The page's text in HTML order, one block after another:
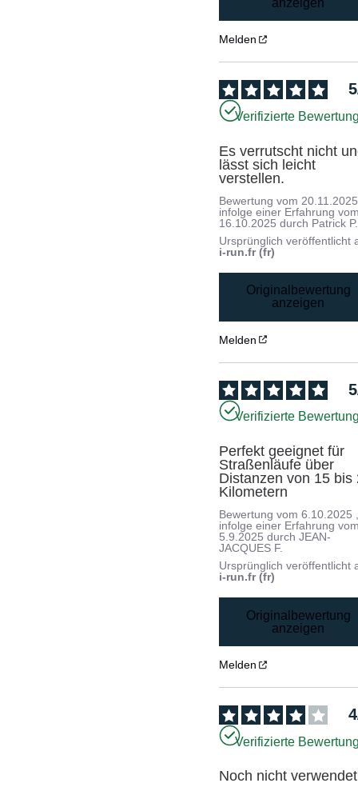
Melden
5
Verifizierte
Es verrutscht nicht
lässt sich leicht
verstellen.
Bewertung vom 20.11.2025
infolge einer Erfahrung
16.10.2025 durch Patrick P.
Ursprünglich veröffentlicht
i-run.fr (fr)
Originalbewertung
anzeigen
Melden
5
Verifizierte
Perfekt geeignet für
Straßenläufe über
Distanzen von 15 bis
Kilometern
Bewertung vom6.10.2025
infolge einer Erfahrung
5.9.2025 durchJEAN-
JACQUES F.
Ursprünglich veröffentlicht
i-run.fr (fr)
Originalbewertung
anzeigen
Melden
4
Verifizierte
Noch nicht verwendet